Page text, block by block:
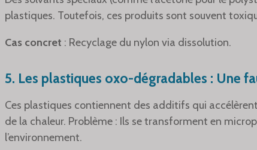
plastiques. Toutefois, ces produits sont souvent
Cas concret : Recyclage du nylon via dissolution.
5. Les plastiques oxo-dégradables : Une
Ces plastiques contiennent des additifs qui
de la chaleur. Problème : Ils se transforment en
l’environnement.